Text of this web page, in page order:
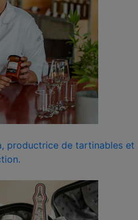
productrice de tartinables et